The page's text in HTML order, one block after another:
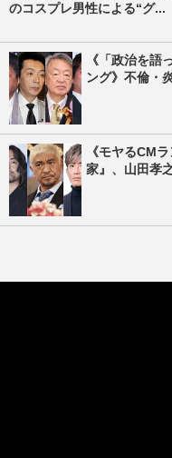
のコスプレ男性による“グ...
《「政治を語
ング》不倫・
《モヤるCM
家』、山田孝